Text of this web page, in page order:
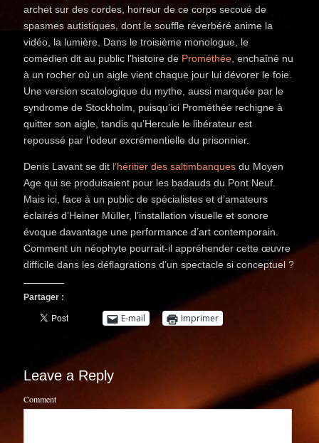
archet sur des cordes, horreur de ce corps secoué de
spasmes autistiques, dont le souffle réverbéré anime la
vidéo, la lumière. Dans le troisième monologue, le
comédien dit au public l’histoire de Prométhée, enchaîné nu
à un rocher où un aigle vient chaque jour lui dévorer le foie.
Une version scatologique du mythe, aussi marquée par le
syndrome de Stockholm, puisqu’ici Prométhée rechigne à
quitter son aigle, tandis qu’Hercule le libérateur est
repoussé par l’odeur excrémentielle du prisonnier.
Denis Lavant se dit l’héritier des saltimbanques du Moyen
Age qui se produisaient pour les badauds du Pont Neuf.
Mais ici, face à un public de spécialistes et d’amateurs
éclairés d’Heiner Müller, l’installation visuelle et sonore
évoque davantage une performance d’art contemporain.
Comment un néophyte pourrait-il appréhender cette œuvre
difficile dans les déflagrations d’un spectacle si conceptuel ?
Partager :
E-mail Imprimer
Leave a Reply
Comment